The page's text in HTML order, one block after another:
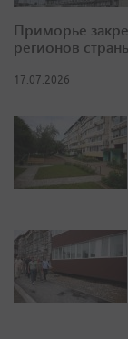
Приморье
регионов
17.07.2026